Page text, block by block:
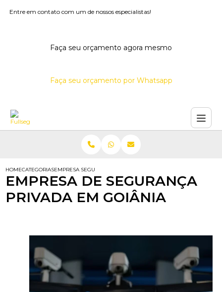
Entre em contato com um de nossos especialistas!
Faça seu orçamento agora mesmo
Faça seu orçamento por Whatsapp
HOMECATEGORIASEMPRESA SEGURANCA PRIVADA GOIANIA
EMPRESA DE SEGURANÇA
PRIVADA EM GOIÂNIA